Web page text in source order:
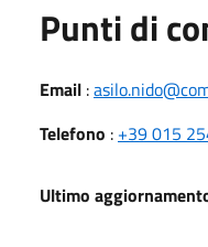
Punti di
Email :
Telefono : +39 015
Ultimo